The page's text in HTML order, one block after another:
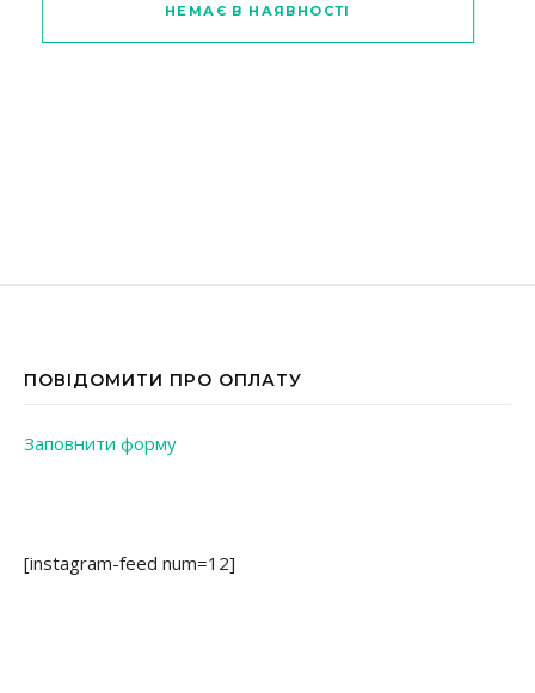
НЕМАЄ В НАЯВНОСТІ
ПОВІДОМИТИ ПРО ОПЛАТУ
Заповнити форму
[instagram-feed num=12]